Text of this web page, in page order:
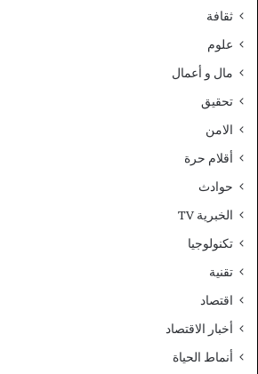
ثقافة
علوم
مال و أعمال
تحقيق
الامن
أقلام حرة
حوادث
الخبرية TV
تكنولوجيا
تقنية
اقتصاد
أخبار الاقتصاد
أنماط الحياة